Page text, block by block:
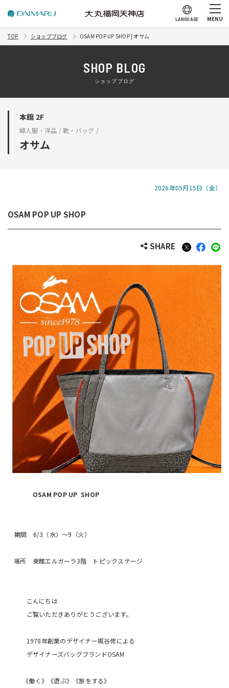
LANGUAGE MENU
TOP ショップブログ OSAM POP UP SHOP | オサム
SHOP BLOG
ショップブログ
本館 2F
婦人服・洋品 / 靴・バッグ /
オサム
2026年05月15日（金）
OSAM POP UP SHOP
SHARE
OSAM POP UP SHOP
期間 6/3（水）〜9（火）
場所 東館エルガーラ3階 トピックステージ
こんにちは
ご覧いただきありがとうございます。
1978年創業のデザイナー梶谷修による
デザイナーズバッグブランドOSAM
《働く》《遊ぶ》《旅をする》